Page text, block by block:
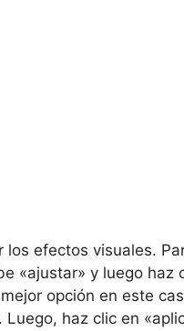
efectos visuales.
«ajustar» y luego haz
opción en este
haz clic en